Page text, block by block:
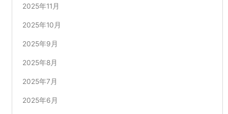
2025年11月
2025年10月
2025年9月
2025年8月
2025年7月
2025年6月